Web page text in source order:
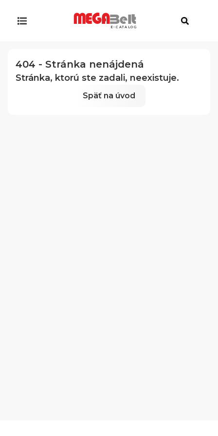
E-CATALOG
404 - Stránka nenájdená
Stránka, ktorú ste zadali, neexistuje.
Späť na úvod